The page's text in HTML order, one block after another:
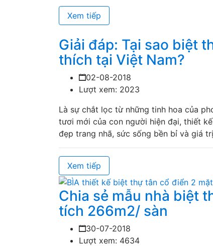
Xem tiếp
Giải đáp: Tại sao biệt
thích tại Việt Nam?
02-08-2018
Lượt xem: 2023
Là sự chắt lọc từ những tinh hoa của
tươi mới của con người hiện đại, thiết
đẹp trang nhã, sức sống bền bỉ và giá
Xem tiếp
Chia sẻ mẫu nhà biệt
tích 266m2/ sàn
30-07-2018
Lượt xem: 4634